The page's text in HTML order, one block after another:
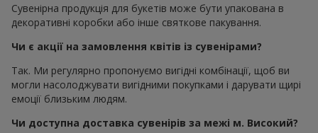
Сувенірна продукція для букетів може бути упакована в
декоративні коробки або інше святкове пакування.
Чи є акції на замовлення квітів із сувенірами?
Так. Ми регулярно пропонуємо вигідні комбінації, щоб ви
могли насолоджувати вигідними покупками і дарувати щирі
емоції близьким людям.
Чи доступна доставка сувенірів за межі м. Високий?